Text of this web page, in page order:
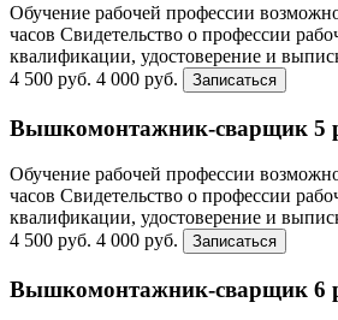
Обучение рабочей профессии
часов Свидетельство о профессии
квалификации, удостоверение и
4 500 руб. 4 000 руб. Записаться
Вышкомонтажник-сварщик 5
Обучение рабочей профессии
часов Свидетельство о профессии
квалификации, удостоверение и
4 500 руб. 4 000 руб. Записаться
Вышкомонтажник-сварщик 6